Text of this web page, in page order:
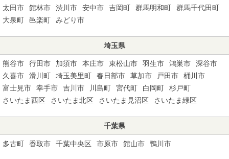
太田市
館林市 渋川市 安中市 吉岡町 群馬明和町
群馬千代田町
大泉町
邑楽町 みどり市
埼玉県
熊谷市 行田市 加須市 本庄市 東松山市 羽生市 鴻巣市
深谷市
久喜市
滑川町 埼玉美里町 春日部市 草加市 戸田市
桶川市
富士見市
幸手市 吉川市 川島町 宮代町 白岡町
杉戸町
さいたま西区
さいたま北区 さいたま見沼区 さいたま緑区
千葉県
多古町 香取市 千葉中央区 市原市 館山市 鴨川市